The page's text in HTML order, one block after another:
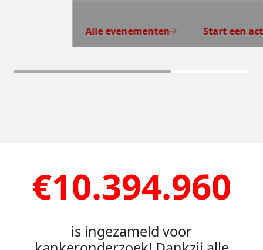
Alle evenementen Start een
€10.394.960
is ingezameld voor